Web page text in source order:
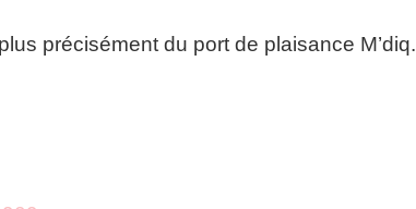
précisément du port de plaisance M’diq.